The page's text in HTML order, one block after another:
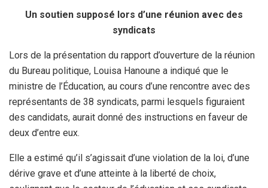
Un soutien supposé lors d’une réunion avec des
syndicats
Lors de la présentation du rapport d’ouverture de la réunion
du Bureau politique, Louisa Hanoune a indiqué que le
ministre de l’Éducation, au cours d’une rencontre avec des
représentants de 38 syndicats, parmi lesquels figuraient
des candidats, aurait donné des instructions en faveur de
deux d’entre eux.
Elle a estimé qu’il s’agissait d’une violation de la loi, d’une
dérive grave et d’une atteinte à la liberté de choix,